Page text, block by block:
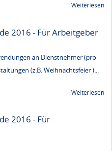
Weiterlesen
2016 - Für Arbeitgeber
an Dienstnehmer (pro
(z.B. Weihnachtsfeier )...
Weiterlesen
2016 - Für